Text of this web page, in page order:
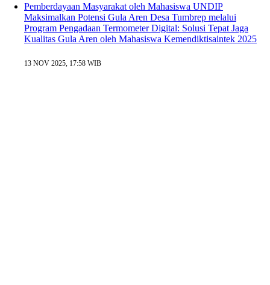
Pemberdayaan Masyarakat oleh Mahasiswa UNDIP
Maksimalkan Potensi Gula Aren Desa Tumbrep melalui
Program Pengadaan Termometer Digital: Solusi Tepat Jaga
Kualitas Gula Aren oleh Mahasiswa Kemendiktisaintek 2025
13 NOV 2025, 17:58 WIB